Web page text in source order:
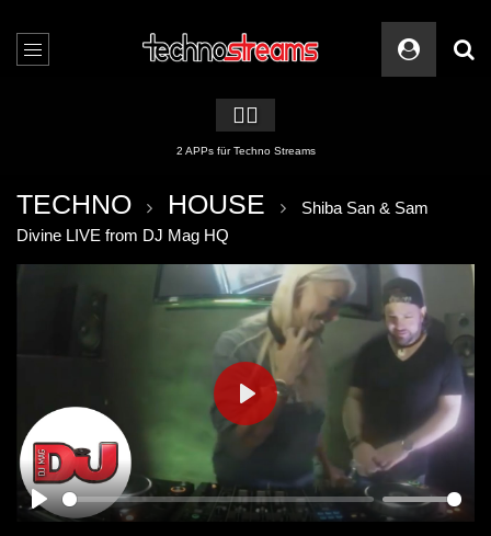
🏳️‍🌈
2 APPs für Techno Streams
TECHNO HOUSE
Shiba San & Sam
Divine LIVE from DJ Mag HQ
PLAY
PLAY